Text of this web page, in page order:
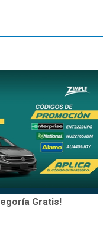
Gratis!